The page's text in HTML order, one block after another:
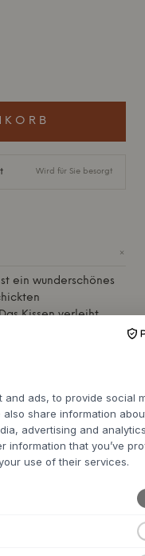
Wird für Sie besorgt
+
ein wunderschönes
Kissen verleiht
und ist damit
Zuhause. Das
passen.
mit
100.
ads, to provide social
share information
advertising and
information that you’ve
use of their services.